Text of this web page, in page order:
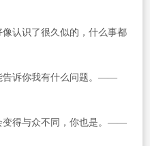
认识了很久似的，什么事都
告诉你我有什么问题。——
变得与众不同，你也是。——